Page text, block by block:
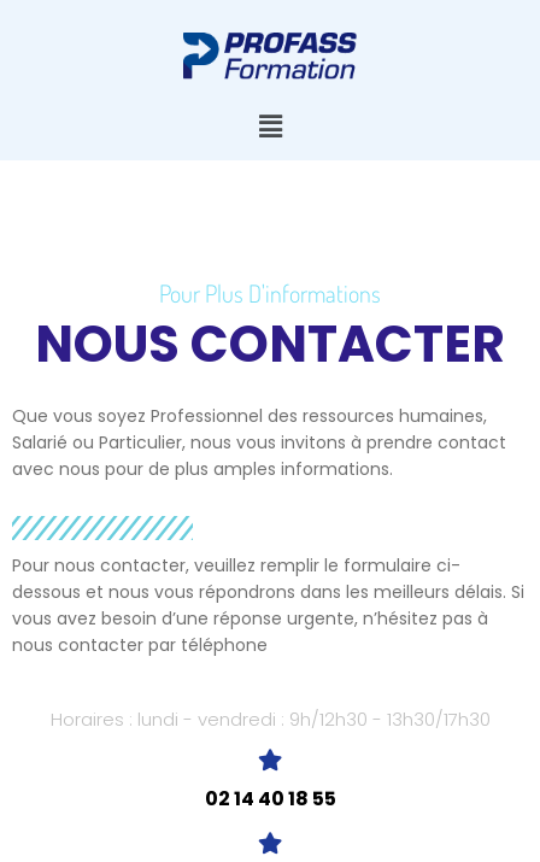
Pour Plus D'informations
NOUS CONTACTER
Que vous soyez Professionnel des ressources humaines,
Salarié ou Particulier, nous vous invitons à prendre contact
avec nous pour de plus amples informations.
Pour nous contacter, veuillez remplir le formulaire ci-
dessous et nous vous répondrons dans les meilleurs délais. Si
vous avez besoin d’une réponse urgente, n’hésitez pas à
nous contacter par téléphone
Horaires : lundi - vendredi : 9h/12h30 - 13h30/17h30
02 14 40 18 55